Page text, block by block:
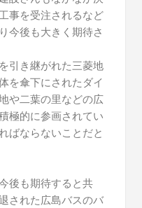
事を受注されるなど
今後も大きく期待さ
引き継がれた三菱地
を傘下にされたダイ
や二葉の里などの広
極的に参画されてい
ばならないことだと
後も期待すると共
された広島バスのバ